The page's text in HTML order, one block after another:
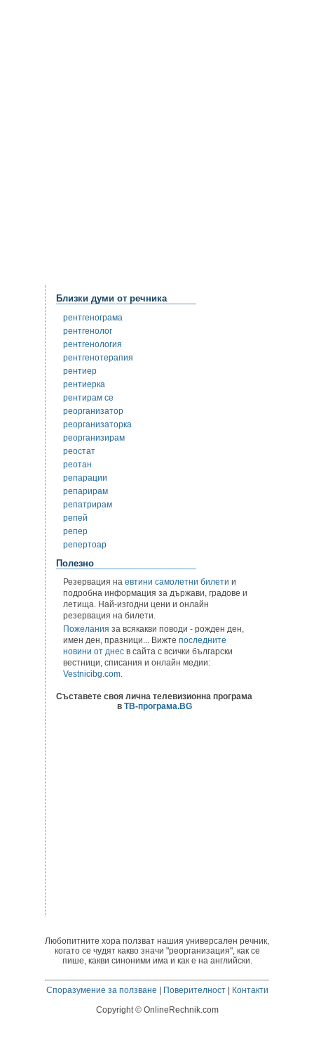
Близки думи от речника
рентгенограма
рентгенолог
рентгенология
рентгенотерапия
рентиер
рентиерка
рентирам се
реорганизатор
реорганизаторка
реорганизирам
реостат
реотан
репарации
репарирам
репатрирам
репей
репер
репертоар
Полезно
Резервация на евтини самолетни билети и
подробна информация за държави, градове и
летища. Най-изгодни цени и онлайн
резервация на билети.
Пожелания за всякакви поводи - рожден ден,
имен ден, празници... Вижте последните
новини от днес в сайта с всички български
вестници, списания и онлайн медии:
Vestnicibg.com.
Съставете своя лична телевизионна програма
в ТВ-програма.BG
Любопитните хора ползват нашия универсален речник,
когато се чудят какво значи "реорганизация", как се
пише, какви синоними има и как е на английски.
Споразумение за ползване Поверителност|
Контакти
Copyright © OnlineRechnik.com